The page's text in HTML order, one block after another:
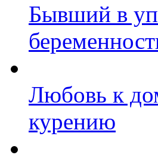
Бывший в
Любовь к
курению